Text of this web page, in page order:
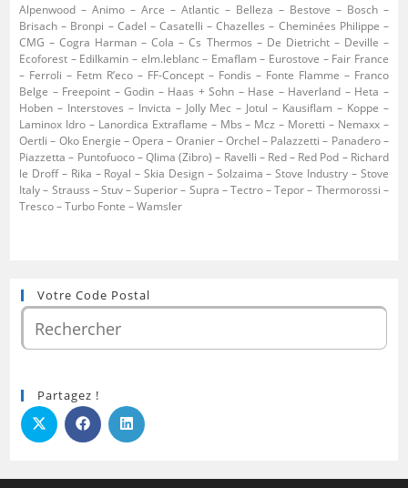
Alpenwood – Animo – Arce – Atlantic – Belleza – Bestove – Bosch –
Brisach – Bronpi – Cadel – Casatelli – Chazelles – Cheminées Philippe –
CMG – Cogra Harman – Cola – Cs Thermos – De Dietricht – Deville –
Ecoforest – Edilkamin – elm.leblanc – Emaflam – Eurostove – Fair France
– Ferroli – Fetm R’eco – FF-Concept – Fondis – Fonte Flamme – Franco
Belge – Freepoint – Godin – Haas + Sohn – Hase – Haverland – Heta –
Hoben – Interstoves – Invicta – Jolly Mec – Jotul – Kausiflam – Koppe –
Laminox Idro – Lanordica Extraflame – Mbs – Mcz – Moretti – Nemaxx –
Oertli – Oko Energie – Opera – Oranier – Orchel – Palazzetti – Panadero –
Piazzetta – Puntofuoco – Qlima (Zibro) – Ravelli – Red – Red Pod – Richard
le Droff – Rika – Royal – Skia Design – Solzaima – Stove Industry – Stove
Italy – Strauss – Stuv – Superior – Supra – Tectro – Tepor – Thermorossi –
Tresco – Turbo Fonte – Wamsler
Votre Code Postal
Partagez !